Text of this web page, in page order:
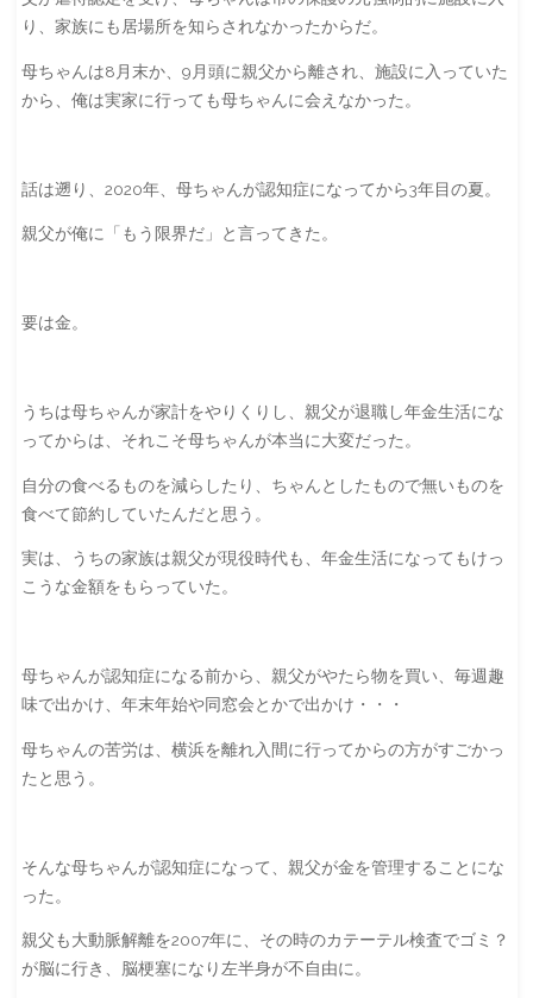
り、家族にも居場所を知らされなかったからだ。
母ちゃんは8月末か、9月頭に親父から離され、施設に入っていた
から、俺は実家に行っても母ちゃんに会えなかった。
話は遡り、2020年、母ちゃんが認知症になってから3年目の夏。
親父が俺に「もう限界だ」と言ってきた。
要は金。
うちは母ちゃんが家計をやりくりし、親父が退職し年金生活にな
ってからは、それこそ母ちゃんが本当に大変だった。
自分の食べるものを減らしたり、ちゃんとしたもので無いものを
食べて節約していたんだと思う。
実は、うちの家族は親父が現役時代も、年金生活になってもけっ
こうな金額をもらっていた。
母ちゃんが認知症になる前から、親父がやたら物を買い、毎週趣
味で出かけ、年末年始や同窓会とかで出かけ・・・
母ちゃんの苦労は、横浜を離れ入間に行ってからの方がすごかっ
たと思う。
そんな母ちゃんが認知症になって、親父が金を管理することにな
った。
親父も大動脈解離を2007年に、その時のカテーテル検査でゴミ？
が脳に行き、脳梗塞になり左半身が不自由に。